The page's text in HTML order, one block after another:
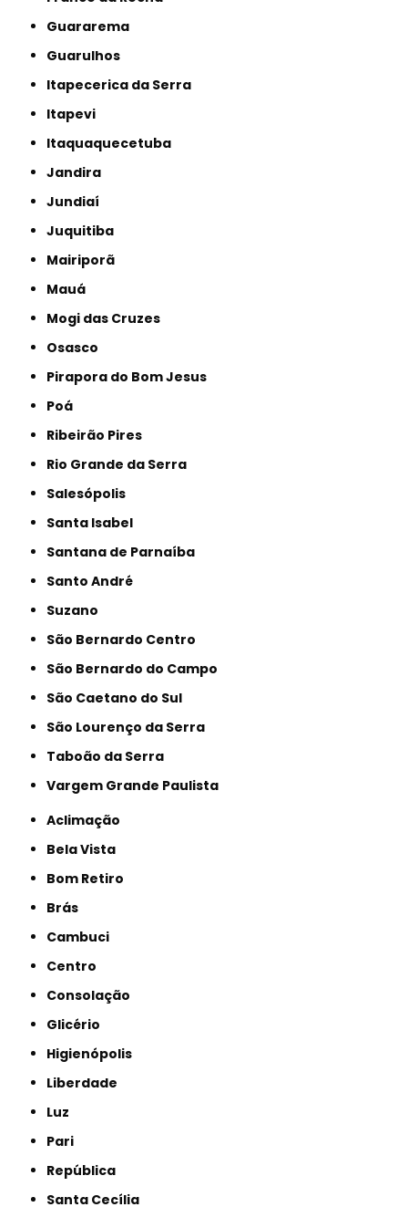
Guararema
Guarulhos
Itapecerica da Serra
Itapevi
Itaquaquecetuba
Jandira
Jundiaí
Juquitiba
Mairiporã
Mauá
Mogi das Cruzes
Osasco
Pirapora do Bom Jesus
Poá
Ribeirão Pires
Rio Grande da Serra
Salesópolis
Santa Isabel
Santana de Parnaíba
Santo André
Suzano
São Bernardo Centro
São Bernardo do Campo
São Caetano do Sul
São Lourenço da Serra
Taboão da Serra
Vargem Grande Paulista
Aclimação
Bela Vista
Bom Retiro
Brás
Cambuci
Centro
Consolação
Glicério
Higienópolis
Liberdade
Luz
Pari
República
Santa Cecília